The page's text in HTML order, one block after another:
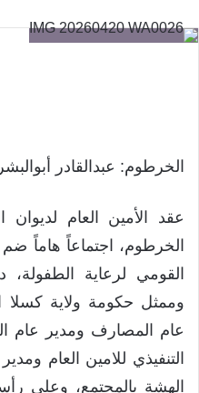
الخرطوم: عبدالقادر
عقد الأمين العام لديوان
الخرطوم، اجتماعاً هاماً
القومي لرعاية الطفولة،
وممثل حكومة ولاية كسلا
عام المصارف ومدير عام
التنفيذي للامين العام
الهشة بالمجتمع، وعلى